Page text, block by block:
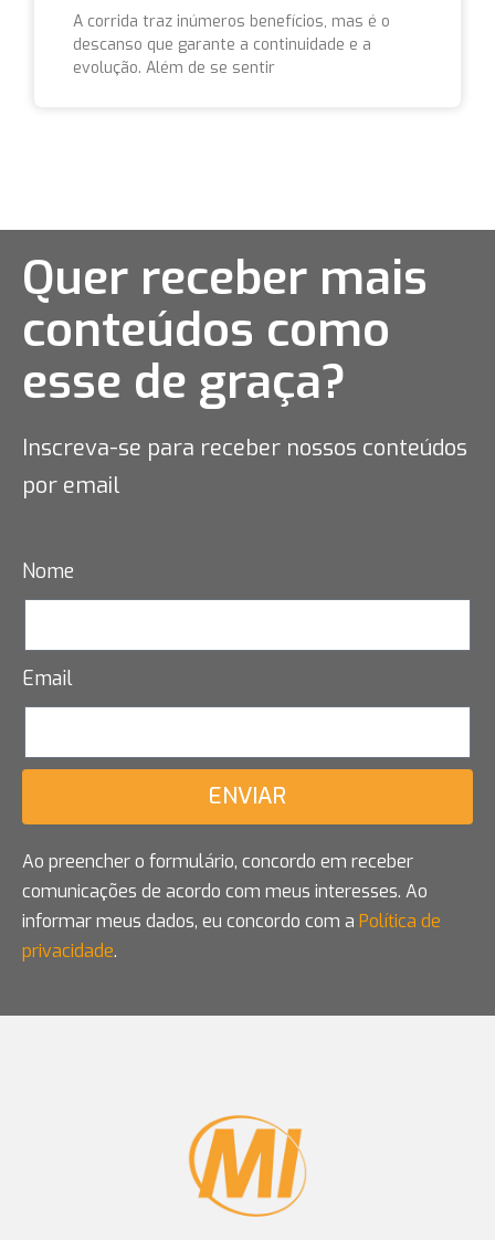
A corrida traz inúmeros benefícios, mas é o
descanso que garante a continuidade e a
evolução. Além de se sentir
Quer receber mais
conteúdos como
esse de graça?
Inscreva-se para receber nossos conteúdos
por email
Nome
Email
ENVIAR
Ao preencher o formulário, concordo em receber
comunicações de acordo com meus interesses. Ao
informar meus dados, eu concordo com a Política de
privacidade.